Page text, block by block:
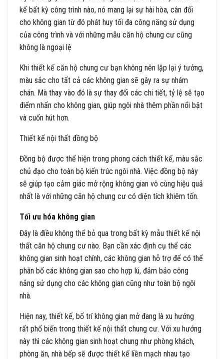
kế bất kỳ công trình nào, nó mang lại sự hài hòa, cân đối
cho không gian từ đó phát huy tối đa công năng sử dụng
của công trình và với những mẫu căn hộ chung cư cũng
không là ngoại lệ
Khi thiết kế căn hộ chung cư bạn không nên lặp lại ý tưởng,
màu sắc cho tất cả các không gian sẽ gây ra sự nhám
chán. Mà thay vào đó là sự thay đổi các chi tiết, tỷ lệ sẽ tạo
điểm nhấn cho không gian, giúp ngôi nhà thêm phần nổi bật
và cuốn hút hơn.
Thiết kế nội thất đồng bộ
Đồng bộ được thể hiện trong phong cách thiết kế, màu sắc
chủ đạo cho toàn bộ kiến trúc ngôi nhà. Việc đồng bộ này
sẽ giúp tạo cảm giác mở rộng không gian vô cùng hiệu quả
nhất là với những căn hộ chung cư có diện tích khiêm tốn.
Tối ưu hóa không gian
Đây là điều không thể bỏ qua trong bất kỳ mẫu thiết kế nội
thất căn hộ chung cư nào. Bạn cần xác định cụ thể các
không gian sinh hoạt chính, các không gian hỗ trợ để có thể
phân bố các không gian sao cho hợp lú, đảm bảo công
nắng sử dụng cho các không gian cũng như toàn bộ ngôi
nhà.
Hiện nay, thiết kế, bố trí không gian mở đang là xu hướng
rất phổ biến trong thiết kế nội thất chung cư. Với xu hướng
này thì các không gian sinh hoạt chung như phòng khách,
phòng ăn, nhà bếp sẽ được thiết kế liền mạch nhau tạo